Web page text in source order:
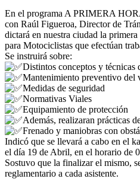
En el programa A PRIMERA
con Raúl Figueroa, Director de
dictará en nuestra ciudad la
para Motociclistas que efectúan
Se instruirá sobre:
Distintos conceptos y técnicas
Mantenimiento preventivo del
Medidas de seguridad
Normativas Viales
Equipamiento de protección
Además, realizaran prácticas
Frenado y maniobras con
Indicó que se llevará a cabo en el
el día 19 de Abril, en el horario de
Sostuvo que la finalizar el mismo,
reglamentario a cada asistente.